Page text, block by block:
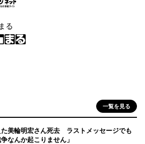
る
一覧を見る
美輪明宏さん死去 ラストメッセージでも
なんか起こりません」